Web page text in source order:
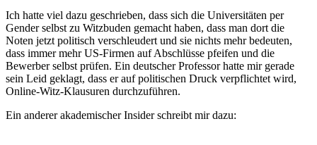
Ich hatte viel dazu geschrieben, dass sich die Universitäten per
Gender selbst zu Witzbuden gemacht haben, dass man dort die
Noten jetzt politisch verschleudert und sie nichts mehr bedeuten,
dass immer mehr US-Firmen auf Abschlüsse pfeifen und die
Bewerber selbst prüfen. Ein deutscher Professor hatte mir gerade
sein Leid geklagt, dass er auf politischen Druck verpflichtet wird,
Online-Witz-Klausuren durchzuführen.
Ein anderer akademischer Insider schreibt mir dazu: